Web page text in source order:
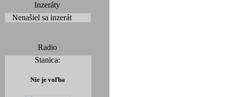
Inzeráty
Nenašiel sa inzerát
Radio
Stanica:
Nie je voľba